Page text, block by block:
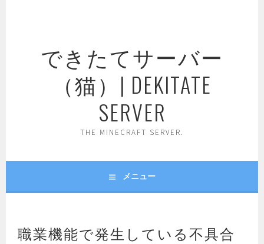
できたてサーバー
（猫）| DEKITATE
SERVER
THE MINECRAFT SERVER.
メニュー
職業機能で発生している不具合